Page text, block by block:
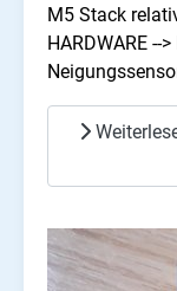
M5 Stack
HARDWARE --